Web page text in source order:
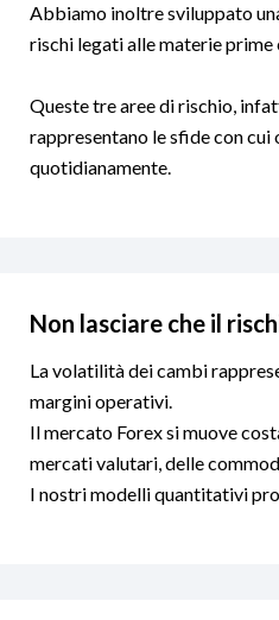
Abbiamo inoltre sviluppato
rischi legati alle materie prime
Queste tre aree di rischio,
rappresentano le sfide con
quotidianamente.
Non lasciare che il
La volatilità dei cambi
margini operativi.
Il mercato Forex si muove
mercati valutari, delle
I nostri modelli quantitativi